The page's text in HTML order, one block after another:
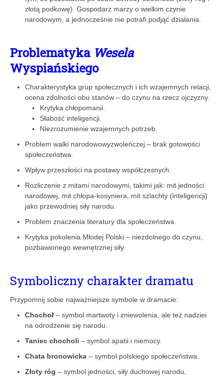
złotą podkowę). Gospodarz marzy o wielkim czynie
narodowym, a jednocześnie nie potrafi podjąć działania.
Problematyka Wesela
Wyspiańskiego
Charakterystyka grup społecznych i ich wzajemnych relacji,
ocena zdolności obu stanów – do czynu na rzecz ojczyzny.
Krytyka chłopomanii.
Słabość inteligencji.
Niezrozumienie wzajemnych potrzeb.
Problem walki narodowowyzwoleńczej – brak gotowości
społeczeństwa.
Wpływ przeszłości na postawy współczesnych.
Rozliczenie z mitami narodowymi, takimi jak: mit jedności
narodowej, mit chłopa-kosyniera, mit szlachty (inteligencji)
jako przewodniej siły narodu.
Problem znaczenia literatury dla społeczeństwa.
Krytyka pokolenia Młodej Polski – niezdolnego do czynu,
pozbawionego wewnętrznej siły.
Symboliczny charakter dramatu
Przypomnij sobie najważniejsze symbole w dramacie:
Chochoł – symbol martwoty i zniewolenia, ale też nadziei
na odrodzenie się narodu.
Taniec chocholi – symbol apatii i niemocy.
Chata bronowicka – symbol polskiego społeczeństwa.
Złoty róg – symbol jedności, siły duchowej narodu,